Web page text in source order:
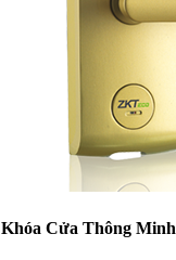
Khóa Cửa Thông Minh